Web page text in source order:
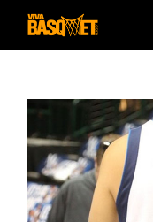
Saltar